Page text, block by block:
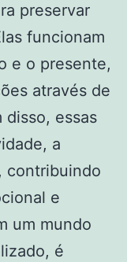
preservar
funcionam
e o presente,
através de
disso, essas
a
contribuindo
e
um mundo
é